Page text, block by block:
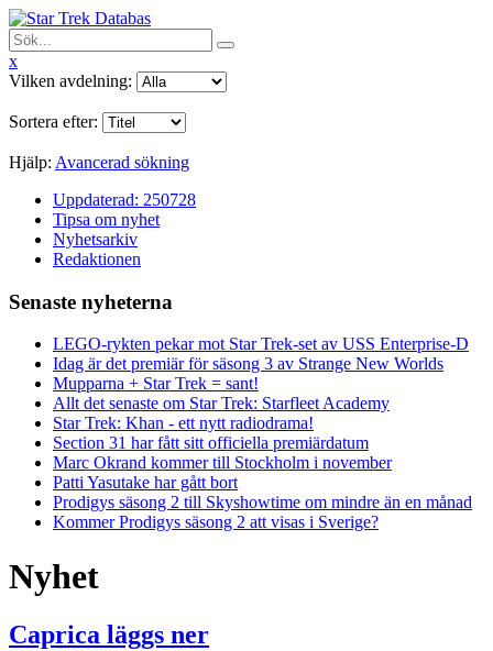
x
Vilken avdelning:
Sortera efter:
Hjälp: Avancerad sökning
Uppdaterad: 250728
Tipsa om nyhet
Nyhetsarkiv
Redaktionen
Senaste nyheterna
LEGO-rykten pekar mot Star Trek-set av USS Enterprise-D
Idag är det premiär för säsong 3 av Strange New Worlds
Mupparna + Star Trek = sant!
Allt det senaste om Star Trek: Starfleet Academy
Star Trek: Khan - ett nytt radiodrama!
Section 31 har fått sitt officiella premiärdatum
Marc Okrand kommer till Stockholm i november
Patti Yasutake har gått bort
Prodigys säsong 2 till Skyshowtime om mindre än en månad
Kommer Prodigys säsong 2 att visas i Sverige?
Nyhet
Caprica läggs ner